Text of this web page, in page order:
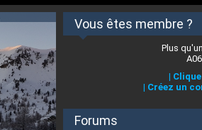
Vous êtes membre ?
Plus
|
| Créez un
Forums